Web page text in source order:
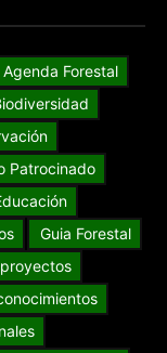
Agenda Forestal
Patrocinado
Guia Forestal